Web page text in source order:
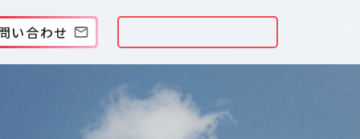
い合わせ